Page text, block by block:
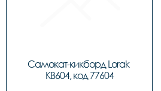
Самокат-кикборд Lorak
KB604, код 77604